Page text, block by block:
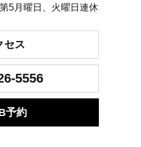
5月曜日、火曜日連休
セス
5556
予約